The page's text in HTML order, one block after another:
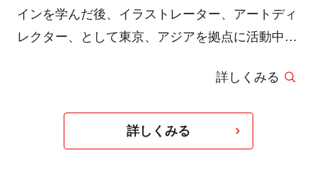
インを学んだ後、イラストレーター、アートディ
レクター、として東京、アジアを拠点に活動中。
リアル賞受賞。その後、主なクライアントとして
VOGUE Japan、Numero Tokyo、
Commons&Senseにイラストレーションを主要と
詳しくみる
詳しくみる